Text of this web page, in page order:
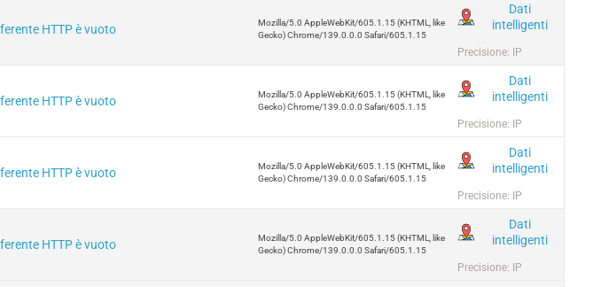
HTTP è vuoto
Mozilla/5.0 AppleWebKit/605.1.15 (KHTML, like
Gecko) Chrome/139.0.0.0 Safari/605.1.15
Dati
intelligenti
Precisione: IP
HTTP è vuoto
Mozilla/5.0 AppleWebKit/605.1.15 (KHTML, like
Gecko) Chrome/139.0.0.0 Safari/605.1.15
Dati
intelligenti
Precisione: IP
HTTP è vuoto
Mozilla/5.0 AppleWebKit/605.1.15 (KHTML, like
Gecko) Chrome/139.0.0.0 Safari/605.1.15
Dati
intelligenti
Precisione: IP
HTTP è vuoto
Mozilla/5.0 AppleWebKit/605.1.15 (KHTML, like
Gecko) Chrome/139.0.0.0 Safari/605.1.15
Dati
intelligenti
Precisione: IP